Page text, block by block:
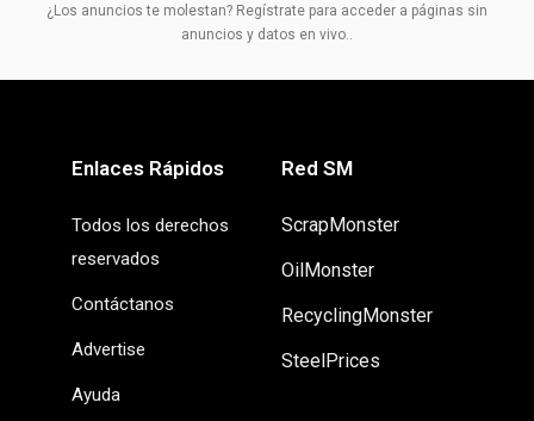
¿Los anuncios te molestan? Regístrate para acceder a páginas sin
anuncios y datos en vivo..
Enlaces Rápidos
Todos los derechos
reservados
Contáctanos
Advertise
Ayuda
Red SM
ScrapMonster
OilMonster
RecyclingMonster
SteelPrices